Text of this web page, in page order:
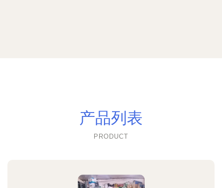
产品列表
PRODUCT